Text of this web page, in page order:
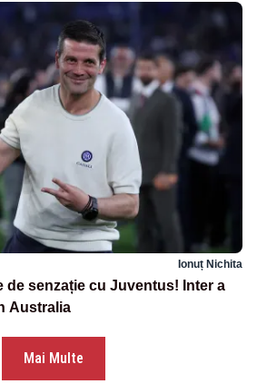
Ionuț Nichita
de senzație cu Juventus! Inter a
Australia
Mai Multe